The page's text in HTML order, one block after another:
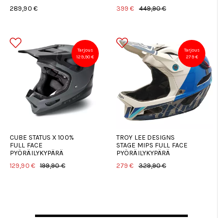
289,90 € 399 € 449,90 €
Tarjous
129,90 €
CUBE STATUS X 100%
FULL FACE
PYÖRÄILYKYPÄRÄ
129,90 € 199,90 €
Tarjous
279 €
TROY LEE DESIGNS
STAGE MIPS FULL FACE
PYÖRÄILYKYPÄRÄ
279 €
329,90 €